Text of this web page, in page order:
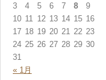
3
4 5 6 7 8
9
10 11 12 13 14 15 16
17 18 19 20 21 22 23
24 25 26 27 28 29 30
31
« 1月